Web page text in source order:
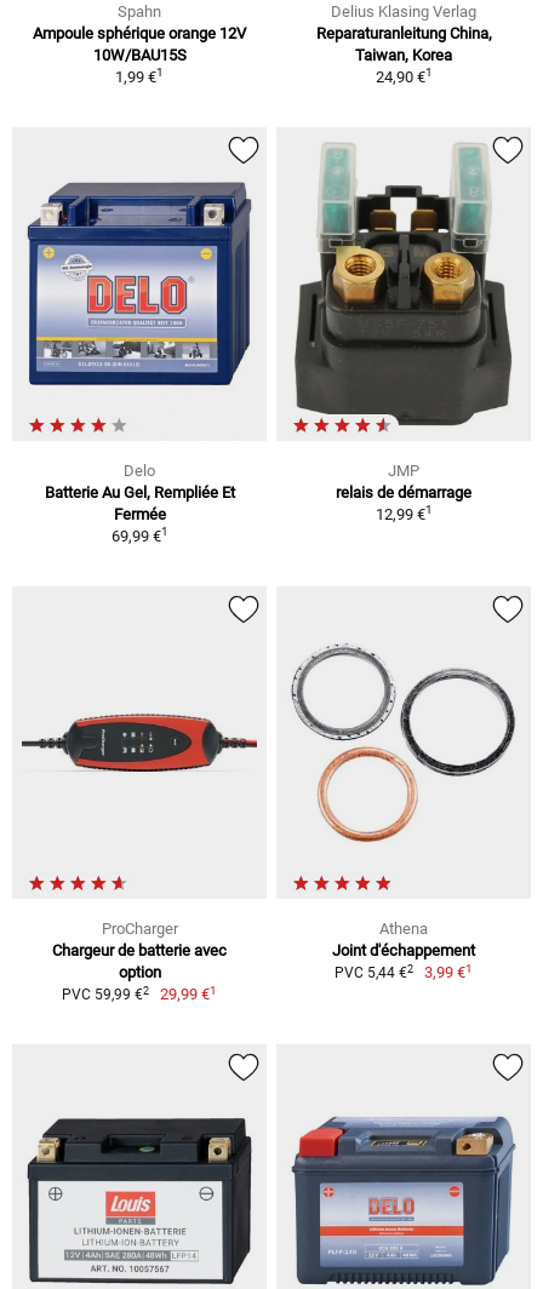
Spahn
Ampoule sphérique orange 12V
10W/BAU15S
1,99 €1
Delius Klasing Verlag
Reparaturanleitung China,
Taiwan, Korea
24,90 €1
Delo
Batterie Au Gel, Rempliée Et
Fermée
69,99 €1
JMP
relais de démarrage
12,99 €1
ProCharger
Chargeur de batterie avec
option
PVC 59,99 €2 29,99 €1
Athena
Joint d'échappement
PVC 5,44 €2 3,99 €1